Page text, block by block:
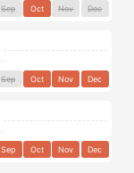
Sep Oct Nov Dec
Sep Oct Nov Dec
Sep Oct Nov Dec